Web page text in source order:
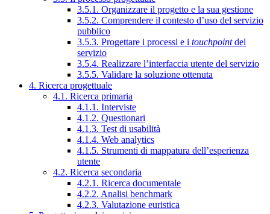
3.5.1. Organizzare il progetto e la sua gestione
3.5.2. Comprendere il contesto d’uso del servizio
pubblico
3.5.3. Progettare i processi e i touchpointdel
servizio
3.5.4. Realizzare l’interfaccia utente del servizio
3.5.5. Validare la soluzione ottenuta
4. Ricerca progettuale
4.1. Ricerca primaria
4.1.1. Interviste
4.1.2. Questionari
4.1.3. Test di usabilità
4.1.4. Web analytics
4.1.5. Strumenti di mappatura dell’esperienza
utente
4.2. Ricerca secondaria
4.2.1. Ricerca documentale
4.2.2. Analisi benchmark
4.2.3. Valutazione euristica